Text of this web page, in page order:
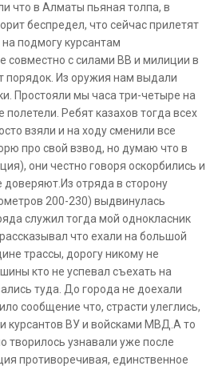
что в Алматы пьяная толпа, в
беспредел, что сейчас прилетят
подмогу курсантам
совместно с силами ВВ и милиции в
порядок. Из оружия нам выдали
Простояли мы часа три-четыре на
полетели. Ребят казахов тогда всех
взяли и на ходу сменили все
про свой взвод, но думаю что в
они честно говоря оскорбились и
доверяют.Из отряда в сторону
200-230) выдвинулась
служил тогда мой однокласник
что ехали на большой
трассы, дорогу никому не
кто не успевал съехать на
туда. До города не доехали
сообщение что, страсти улеглись,
курсантов ВУ и войсками МВД.А то
творилось узнавали уже после
противоречивая, единственное